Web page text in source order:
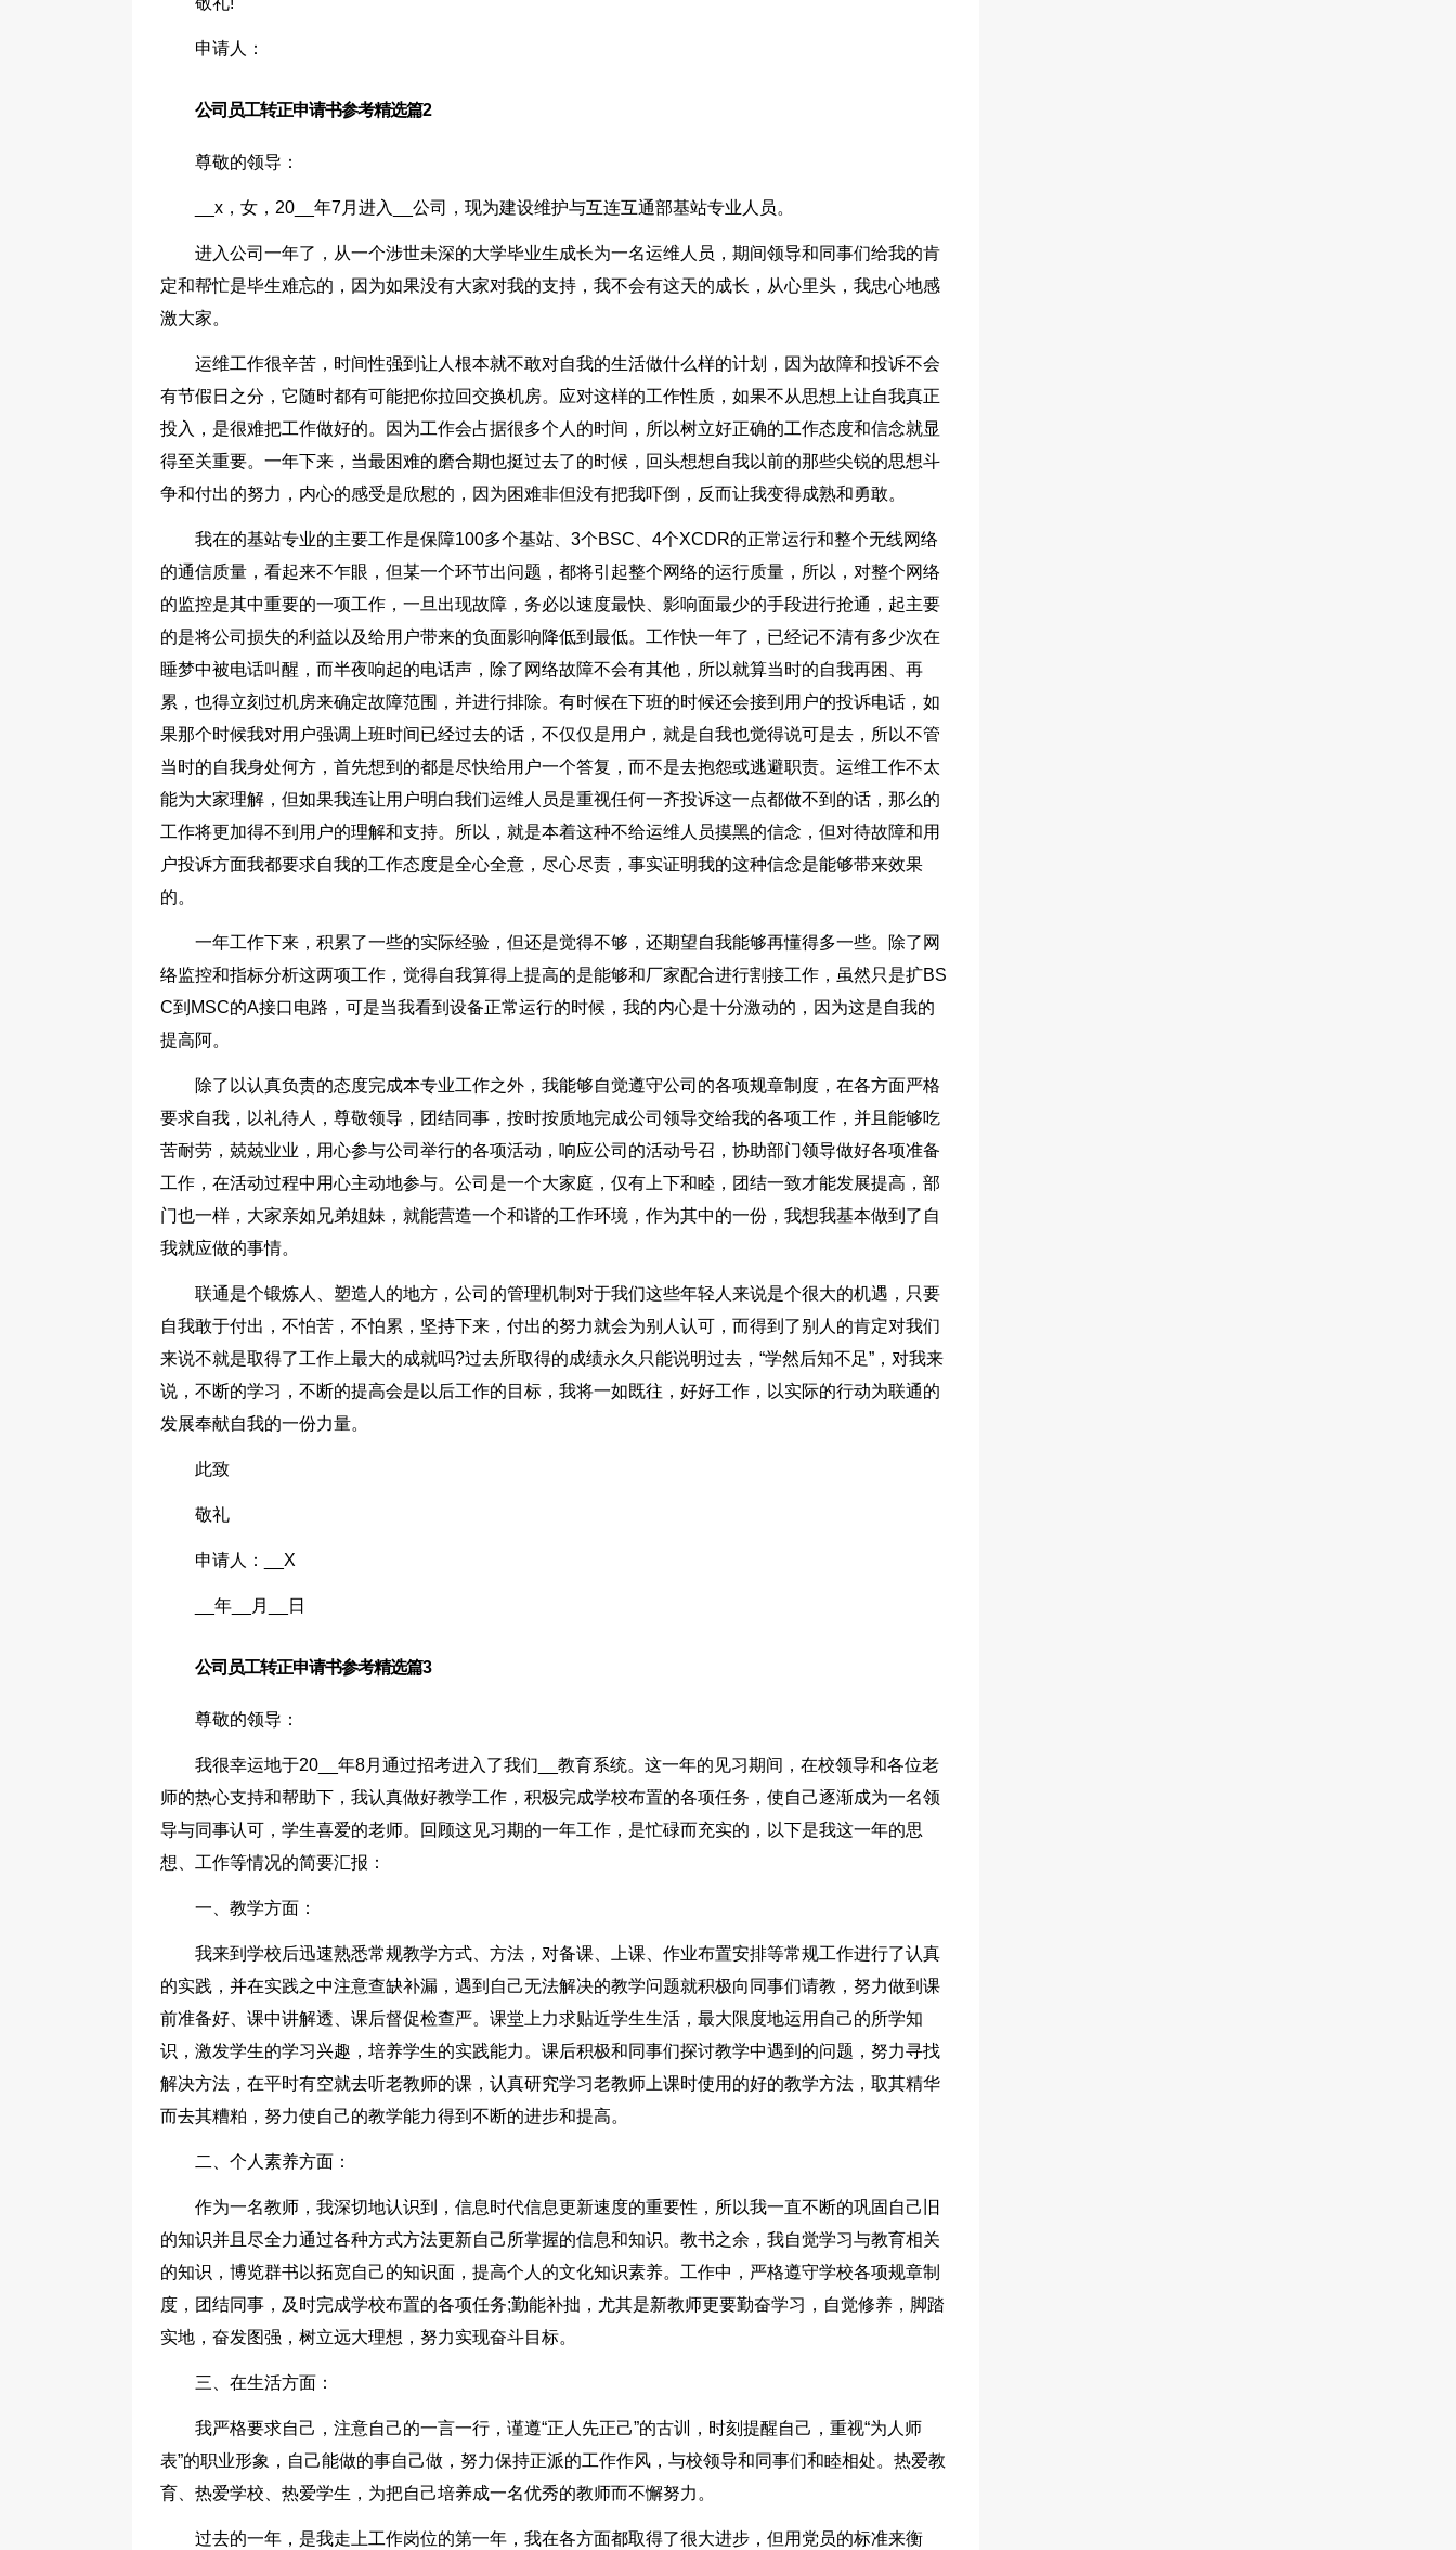
申请人：
公司员工转正申请书参考精选篇2
尊敬的领导：
__x，女，20__年7月进入__公司，现为建设维护与互连互通部基站专业人员。
进入公司一年了，从一个涉世未深的大学毕业生成长为一名运维人员，期间领导和同事们给我的肯
定和帮忙是毕生难忘的，因为如果没有大家对我的支持，我不会有这天的成长，从心里头，我忠心地感
激大家。
运维工作很辛苦，时间性强到让人根本就不敢对自我的生活做什么样的计划，因为故障和投诉不会
有节假日之分，它随时都有可能把你拉回交换机房。应对这样的工作性质，如果不从思想上让自我真正
投入，是很难把工作做好的。因为工作会占据很多个人的时间，所以树立好正确的工作态度和信念就显
得至关重要。一年下来，当最困难的磨合期也挺过去了的时候，回头想想自我以前的那些尖锐的思想斗
争和付出的努力，内心的感受是欣慰的，因为困难非但没有把我吓倒，反而让我变得成熟和勇敢。
我在的基站专业的主要工作是保障100多个基站、3个BSC、4个XCDR的正常运行和整个无线网络
的通信质量，看起来不乍眼，但某一个环节出问题，都将引起整个网络的运行质量，所以，对整个网络
的监控是其中重要的一项工作，一旦出现故障，务必以速度最快、影响面最少的手段进行抢通，起主要
的是将公司损失的利益以及给用户带来的负面影响降低到最低。工作快一年了，已经记不清有多少次在
睡梦中被电话叫醒，而半夜响起的电话声，除了网络故障不会有其他，所以就算当时的自我再困、再
累，也得立刻过机房来确定故障范围，并进行排除。有时候在下班的时候还会接到用户的投诉电话，如
果那个时候我对用户强调上班时间已经过去的话，不仅仅是用户，就是自我也觉得说可是去，所以不管
当时的自我身处何方，首先想到的都是尽快给用户一个答复，而不是去抱怨或逃避职责。运维工作不太
能为大家理解，但如果我连让用户明白我们运维人员是重视任何一齐投诉这一点都做不到的话，那么的
工作将更加得不到用户的理解和支持。所以，就是本着这种不给运维人员摸黑的信念，但对待故障和用
户投诉方面我都要求自我的工作态度是全心全意，尽心尽责，事实证明我的这种信念是能够带来效果
的。
一年工作下来，积累了一些的实际经验，但还是觉得不够，还期望自我能够再懂得多一些。除了网
络监控和指标分析这两项工作，觉得自我算得上提高的是能够和厂家配合进行割接工作，虽然只是扩BS
C到MSC的A接口电路，可是当我看到设备正常运行的时候，我的内心是十分激动的，因为这是自我的
提高阿。
除了以认真负责的态度完成本专业工作之外，我能够自觉遵守公司的各项规章制度，在各方面严格
要求自我，以礼待人，尊敬领导，团结同事，按时按质地完成公司领导交给我的各项工作，并且能够吃
苦耐劳，兢兢业业，用心参与公司举行的各项活动，响应公司的活动号召，协助部门领导做好各项准备
工作，在活动过程中用心主动地参与。公司是一个大家庭，仅有上下和睦，团结一致才能发展提高，部
门也一样，大家亲如兄弟姐妹，就能营造一个和谐的工作环境，作为其中的一份，我想我基本做到了自
我就应做的事情。
联通是个锻炼人、塑造人的地方，公司的管理机制对于我们这些年轻人来说是个很大的机遇，只要
自我敢于付出，不怕苦，不怕累，坚持下来，付出的努力就会为别人认可，而得到了别人的肯定对我们
来说不就是取得了工作上最大的成就吗?过去所取得的成绩永久只能说明过去，“学然后知不足”，对我来
说，不断的学习，不断的提高会是以后工作的目标，我将一如既往，好好工作，以实际的行动为联通的
发展奉献自我的一份力量。
此致
敬礼
申请人：__X
__年__月__日
公司员工转正申请书参考精选篇3
尊敬的领导：
我很幸运地于20__年8月通过招考进入了我们__教育系统。这一年的见习期间，在校领导和各位老
师的热心支持和帮助下，我认真做好教学工作，积极完成学校布置的各项任务，使自己逐渐成为一名领
导与同事认可，学生喜爱的老师。回顾这见习期的一年工作，是忙碌而充实的，以下是我这一年的思
想、工作等情况的简要汇报：
一、教学方面：
我来到学校后迅速熟悉常规教学方式、方法，对备课、上课、作业布置安排等常规工作进行了认真
的实践，并在实践之中注意查缺补漏，遇到自己无法解决的教学问题就积极向同事们请教，努力做到课
前准备好、课中讲解透、课后督促检查严。课堂上力求贴近学生生活，最大限度地运用自己的所学知
识，激发学生的学习兴趣，培养学生的实践能力。课后积极和同事们探讨教学中遇到的问题，努力寻找
解决方法，在平时有空就去听老教师的课，认真研究学习老教师上课时使用的好的教学方法，取其精华
而去其糟粕，努力使自己的教学能力得到不断的进步和提高。
二、个人素养方面：
作为一名教师，我深切地认识到，信息时代信息更新速度的重要性，所以我一直不断的巩固自己旧
的知识并且尽全力通过各种方式方法更新自己所掌握的信息和知识。教书之余，我自觉学习与教育相关
的知识，博览群书以拓宽自己的知识面，提高个人的文化知识素养。工作中，严格遵守学校各项规章制
度，团结同事，及时完成学校布置的各项任务;勤能补拙，尤其是新教师更要勤奋学习，自觉修养，脚踏
实地，奋发图强，树立远大理想，努力实现奋斗目标。
三、在生活方面：
我严格要求自己，注意自己的一言一行，谨遵“正人先正己”的古训，时刻提醒自己，重视“为人师
表”的职业形象，自己能做的事自己做，努力保持正派的工作作风，与校领导和同事们和睦相处。热爱教
育、热爱学校、热爱学生，为把自己培养成一名优秀的教师而不懈努力。
过去的一年，是我走上工作岗位的第一年，我在各方面都取得了很大进步，但用党员的标准来衡